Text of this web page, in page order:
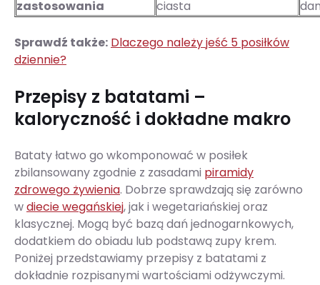
zastosowania
ciasta
Sprawdź także: Dlaczego należy jeść 5 posiłków
dziennie?
Przepisy z batatami –
kaloryczność i dokładne makro
Bataty łatwo go wkomponować w posiłek
zbilansowany zgodnie z zasadami piramidy
zdrowego żywienia. Dobrze sprawdzają się zarówno
wdiecie wegańskiej, jak i wegetariańskiej oraz
klasycznej. Mogą być bazą dań jednogarnkowych,
dodatkiem do obiadu lub podstawą zupy krem.
Poniżej przedstawiamy przepisy z batatami z
dokładnie rozpisanymi wartościami odżywczymi.